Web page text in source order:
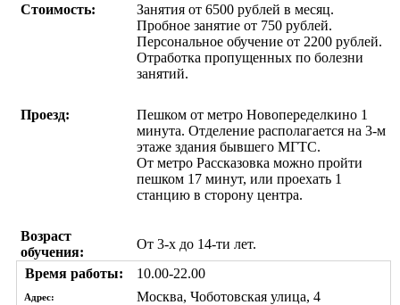
Стоимость:
Занятия от 6500 рублей в месяц.
Пробное занятие от 750 рублей.
Персональное обучение от 2200 рублей.
Отработка пропущенных по болезни
занятий.
Проезд:
Пешком от метро Новопеределкино 1
минута. Отделение располагается на 3-м
этаже здания бывшего МГТС.
От метро Рассказовка можно пройти
пешком 17 минут, или проехать 1
станцию в сторону центра.
Возраст
обучения:
От 3-х до 14-ти лет.
Время работы:
10.00-22.00
Адрес:
Москва, Чоботовская улица, 4